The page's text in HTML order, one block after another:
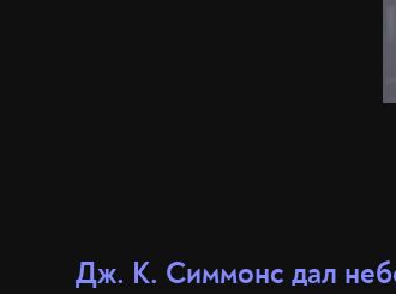
Дж. К. Симмонс дал